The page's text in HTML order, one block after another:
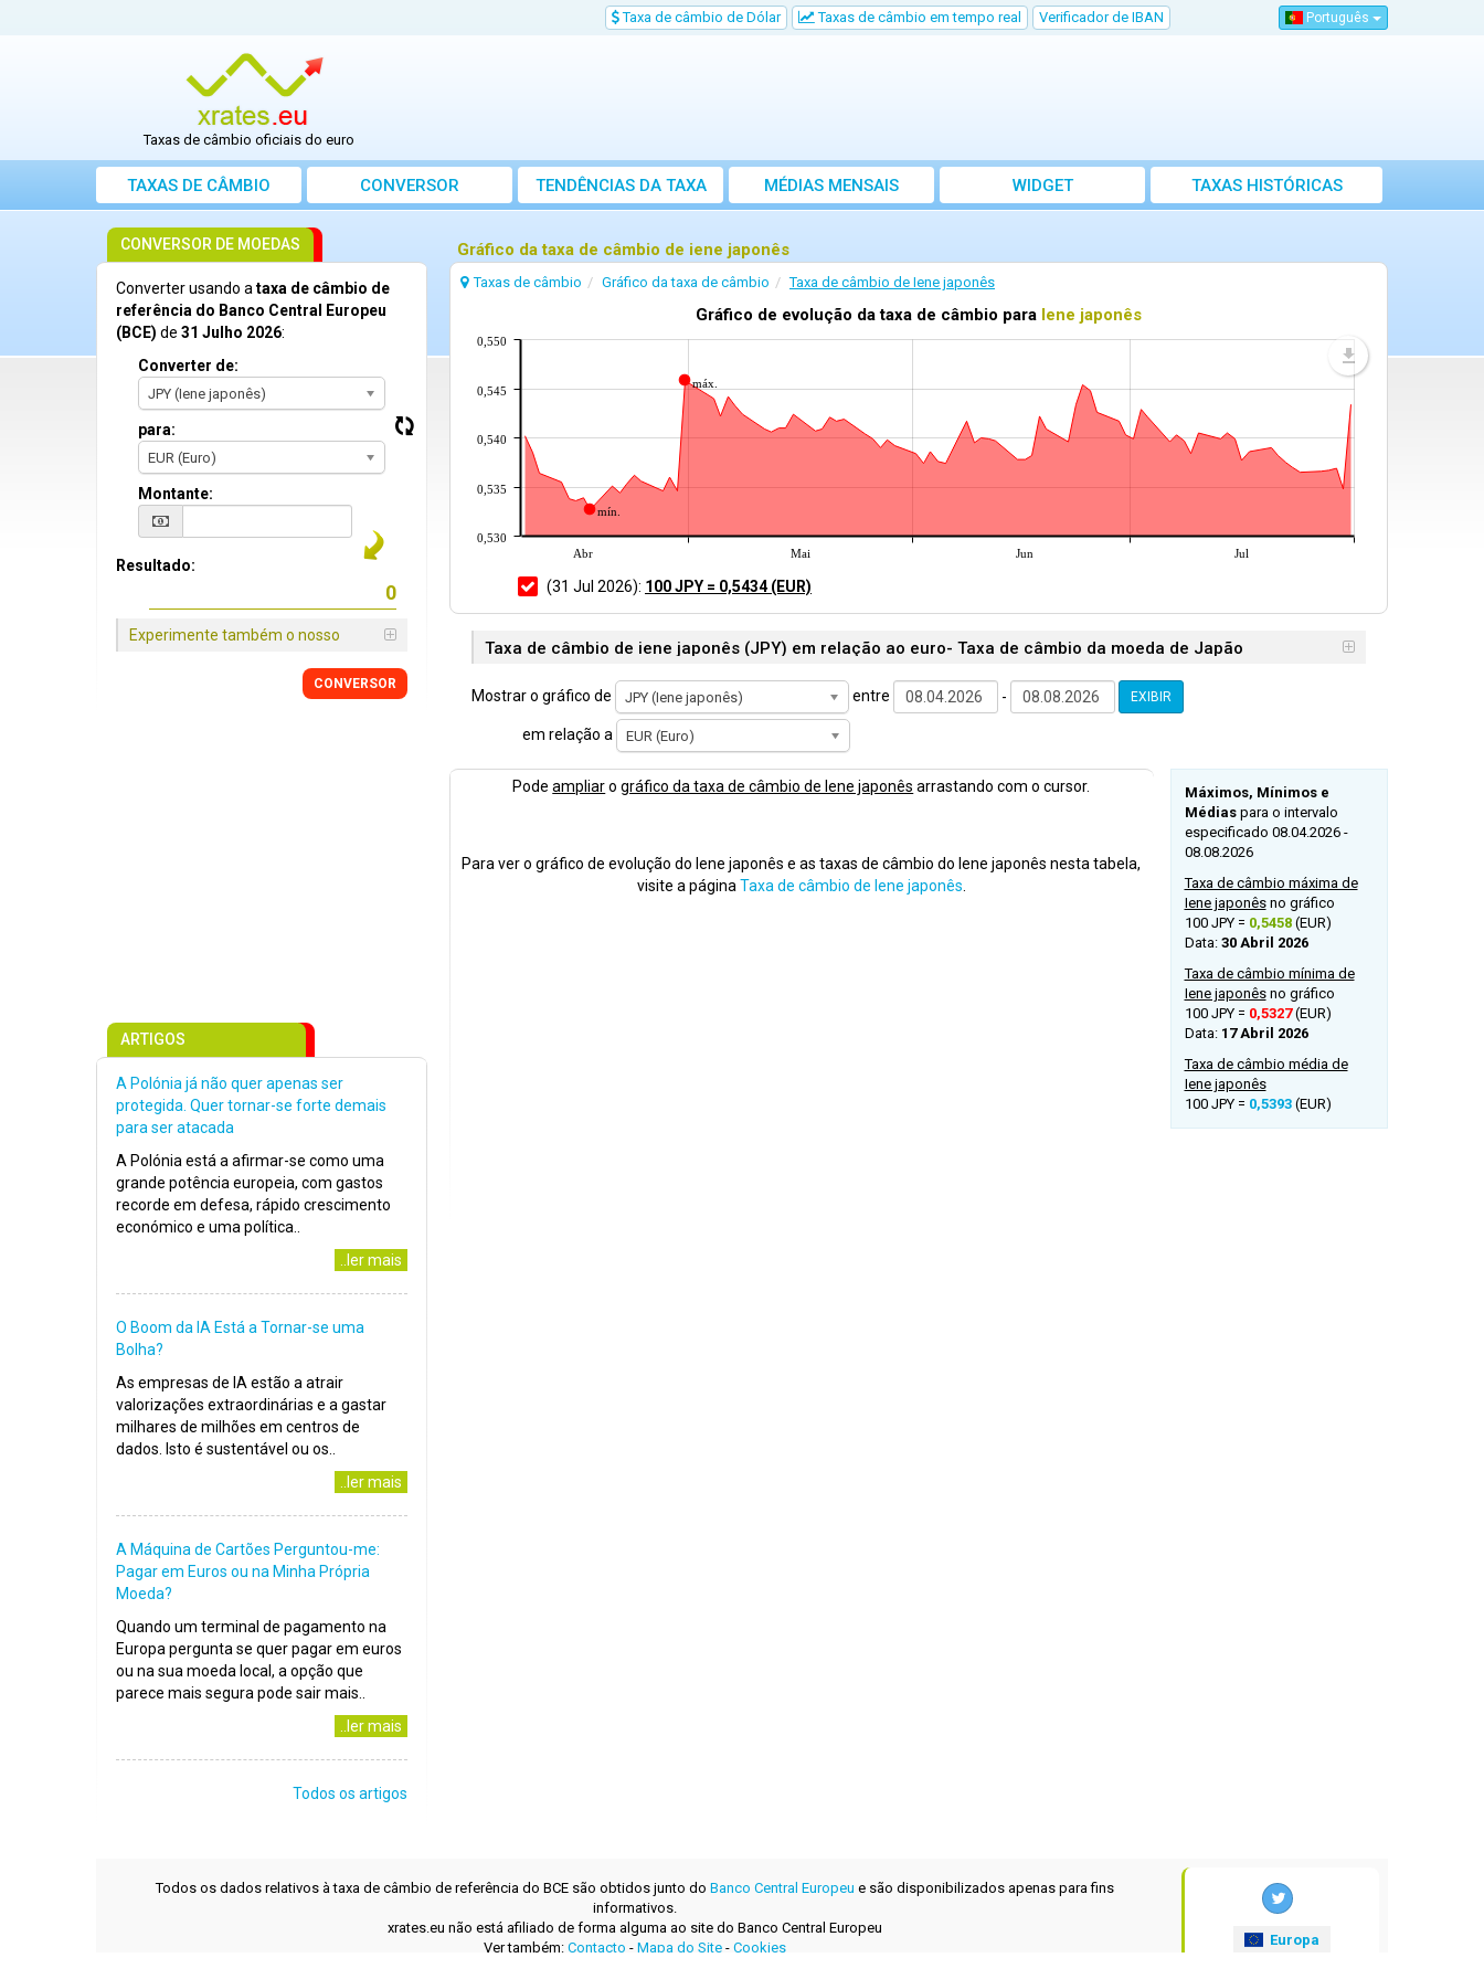
Taxa de câmbio de Dólar Taxas de câmbio em tempo real Verificador de IBAN Português
Taxas de câmbio oficiais do euro
TAXAS DE CÂMBIO CONVERSOR TENDÊNCIAS DA TAXA MÉDIAS MENSAIS WIDGET TAXAS HISTÓRICAS
Gráfico da taxa de câmbio de iene japonês
Taxas de câmbio Gráfico da taxa de câmbio Taxa de câmbio de Iene japonês
Gráfico de evolução da taxa de câmbio para Iene japonês
mín.
máx.
Abr Mai Jun Jul
0,530
0,535
0,540
0,545
0,550
(31 Jul 2026): 100 JPY = 0,5434 (EUR)
Taxa de câmbio de iene japonês (JPY) em relação ao euro- Taxa de câmbio da moeda de Japão
Mostrar o gráfico de JPY (Iene japonês) entre - EXIBIR
em relação a EUR (Euro)
Podeampliarográfico da taxa de câmbio de Iene japonês arrastando com o cursor.
Para ver o gráfico de evolução do Iene japonês e as taxas de câmbio do Iene japonês nesta tabela,
visite a páginaTaxa de câmbio de Iene japonês.
Máximos, Mínimos e
Médiaspara o intervalo
especificado 08.04.2026 -
08.08.2026
Taxa de câmbio máxima de
Iene japonêsno gráfico
100 JPY = 0,5458(EUR)
Data: 30 Abril 2026
Taxa de câmbio mínima de
Iene japonêsno gráfico
100 JPY = 0,5327(EUR)
Data: 17 Abril 2026
Taxa de câmbio média de
Iene japonês
100 JPY = 0,5393(EUR)
CONVERSOR DE MOEDAS
Converter usando ataxa de câmbio de
referência do Banco Central Europeu
(BCE) de 31 Julho 2026:
Converter de:
JPY (Iene japonês)
para:
EUR (Euro)
Montante:
Resultado:
Experimente também o nosso
CONVERSOR
ARTIGOS
A Polónia já não quer apenas ser
protegida. Quer tornar-se forte demais
para ser atacada
A Polónia está a afirmar-se como uma
grande potência europeia, com gastos
recorde em defesa, rápido crescimento
económico e uma política..
..ler mais
O Boom da IA Está a Tornar-se uma
Bolha?
As empresas de IA estão a atrair
valorizações extraordinárias e a gastar
milhares de milhões em centros de
dados. Isto é sustentável ou os..
..ler mais
A Máquina de Cartões Perguntou-me:
Pagar em Euros ou na Minha Própria
Moeda?
Quando um terminal de pagamento na
Europa pergunta se quer pagar em euros
ou na sua moeda local, a opção que
parece mais segura pode sair mais..
..ler mais
Todos os artigos
Todos os dados relativos à taxa de câmbio de referência do BCE são obtidos junto do Banco Central Europeu e são disponibilizados apenas para fins
informativos.
xrates.eu não está afiliado de forma alguma ao site do Banco Central Europeu
Ver também: Contacto - Mapa do Site- Cookies
Europa